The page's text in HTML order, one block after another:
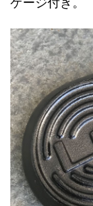
ゲージ付き。